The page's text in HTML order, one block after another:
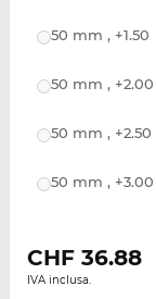
50 mm , +1.50
50 mm , +2.00
50 mm , +2.50
50 mm , +3.00
CHF 36.88
IVA inclusa.